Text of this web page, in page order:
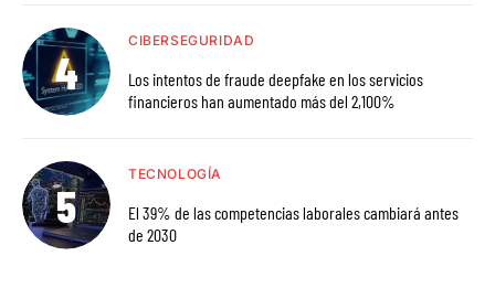
CIBERSEGURIDAD
Los intentos de fraude deepfake en los servicios
financieros han aumentado más del 2,100%
TECNOLOGÍA
El 39% de las competencias laborales cambiará antes
de 2030